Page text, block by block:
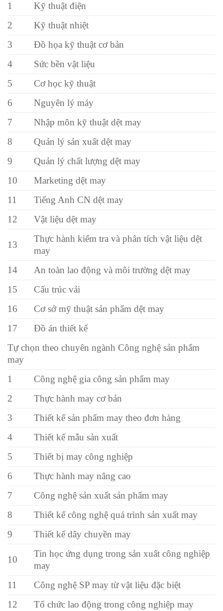
1
Kỹ thuật điện
2
Kỹ thuật nhiệt
3
Đồ họa kỹ thuật cơ bản
4
Sức bền vật liệu
5
Cơ học kỹ thuật
6
Nguyên lý máy
7
Nhập môn kỹ thuật dệt may
8
Quản lý sản xuất dệt may
9
Quản lý chất lượng dệt may
10
Marketing dệt may
11
Tiếng Anh CN dệt may
12
Vật liệu dệt may
13
Thực hành kiểm tra và phân tích vật liệu dệt
may
14
An toàn lao động và môi trường dệt may
15
Cấu trúc vải
16
Cơ sở mỹ thuật sản phẩm dệt may
17
Đồ án thiết kế
Tự chọn theo chuyên ngành Công nghệ sản phẩm
may
1
Công nghệ gia công sản phẩm may
2
Thực hành may cơ bản
3
Thiết kế sản phẩm may theo đơn hàng
4
Thiết kế mẫu sản xuất
5
Thiết bị may công nghiệp
6
Thực hành may nâng cao
7
Công nghệ sản xuất sản phẩm may
8
Thiết kế công nghệ quá trình sản xuất may
9
Thiết kế dây chuyền may
10
Tin học ứng dụng trong sản xuất công nghiệp
may
11
Công nghệ SP may từ vật liệu đặc biệt
12
Tổ chức lao động trong công nghiệp may